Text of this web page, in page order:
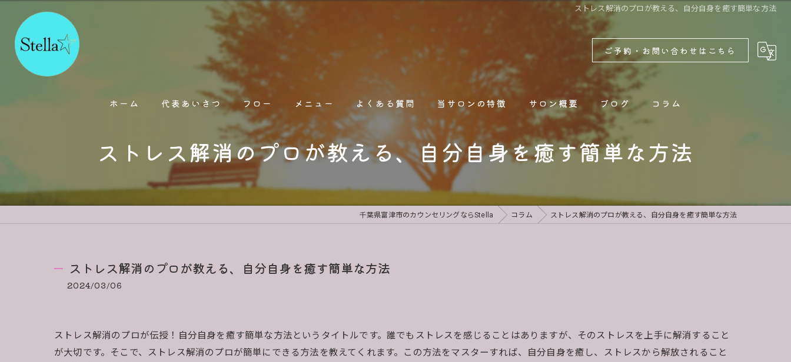
ストレス解消のプロが教える、自分自身を癒す簡単な方法
ご予約・お問い合わせはこちら
ホーム 代表あいさつ フロー メニュー よくある質問 当サロンの特徴
占い
オンライン
サロン概要 ブログ
新着情報
コラム
ストレス解消のプロが教える、自分自身を癒す簡単な方法
千葉県富津市のカウンセリングならStella コラム ストレス解消のプロが教える、自分自身を癒す簡単な方法
ストレス解消のプロが教える、自分自身を癒す簡単な方法
2024/03/06
ストレス解消のプロが伝授！自分自身を癒す簡単な方法というタイトルです。誰でもストレスを感じることはありますが、そのストレスを上手に解消すること
が大切です。そこで、ストレス解消のプロが簡単にできる方法を教えてくれます。この方法をマスターすれば、自分自身を癒し、ストレスから解放されること